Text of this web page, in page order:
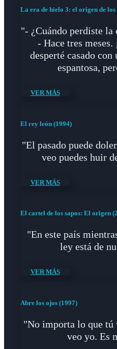
La era de hielo 3: el origen de
"- ¿Cuándo perdiste la
- Hace tres meses.
desperté casado
espantosa,
VER MÁS
El rey león (1994)
"El pasado puede
veo puedes huir
VER MÁS
El cartel de los sapos: El origen
"En este país
ley está de
VER MÁS
Abre los ojos (1997)
"No importa lo que tú
veo yo. Es